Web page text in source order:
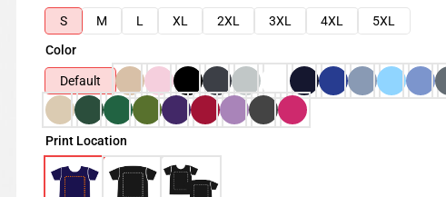
S
M L XL 2XL 3XL 4XL
5XL
Color
Default
Print Location